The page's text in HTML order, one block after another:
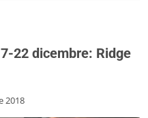
22 dicembre: Ridge
2018